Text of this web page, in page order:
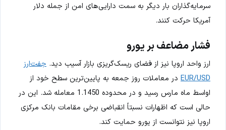
سرمایه‌گذاران بار دیگر به سمت دارایی‌های امن از جمله دلار
آمریکا حرکت کنند.
فشار مضاعف بر یورو
ارز واحد اروپا نیز از فضای ریسک‌گریزی بازار آسیب دید. جفت‌ارز
EUR/USD در معاملات روز جمعه به پایین‌ترین سطح خود از
اواسط ماه مارس رسید و در محدوده 1.1450 معامله شد. این در
حالی است که اظهارات نسبتاً انقباضی برخی مقامات بانک مرکزی
اروپا نیز نتوانست از یورو حمایت کند.